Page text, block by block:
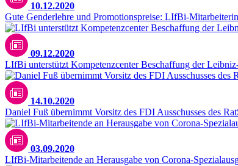
10.12.2020
Gute Genderlehre und Promotionspreise: LIfBi-
09.12.2020
LIfBi unterstützt Kompetenzcenter Beschaffung der
14.10.2020
Daniel Fuß übernimmt Vorsitz des FDI Ausschusses des
03.09.2020
LIfBi-Mitarbeitende an Herausgabe von Corona-